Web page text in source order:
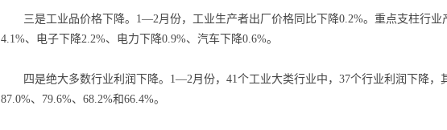
三是工业品价格下降。1—2月份，工业生产者出厂价格同比下降0.2%。重点支柱行业
4.1%、电子下降2.2%、电力下降0.9%、汽车下降0.6%。
四是绝大多数行业利润下降。1—2月份，41个工业大类行业中，37个行业利润下降，
87.0%、79.6%、68.2%和66.4%。